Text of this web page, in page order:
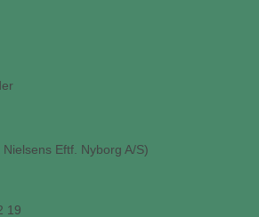
Eftf. Nyborg A/S)
19